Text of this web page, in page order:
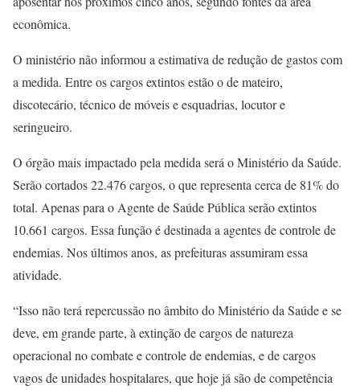
econômica.
O ministério não informou a estimativa de redução de gastos com
a medida. Entre os cargos extintos estão o de mateiro,
discotecário, técnico de móveis e esquadrias, locutor e
seringueiro.
O órgão mais impactado pela medida será o Ministério da Saúde.
Serão cortados 22.476 cargos, o que representa cerca de 81% do
total. Apenas para o Agente de Saúde Pública serão extintos
10.661 cargos. Essa função é destinada a agentes de controle de
endemias. Nos últimos anos, as prefeituras assumiram essa
atividade.
“Isso não terá repercussão no âmbito do Ministério da Saúde e se
deve, em grande parte, à extinção de cargos de natureza
operacional no combate e controle de endemias, e de cargos
vagos de unidades hospitalares, que hoje já são de competência